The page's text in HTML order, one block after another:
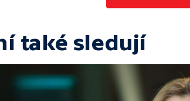
také sledují